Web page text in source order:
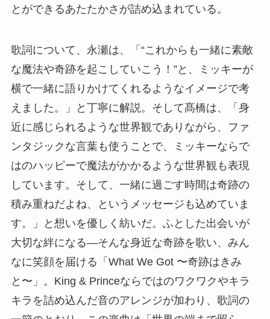
とができるあたたかさが詰め込まれている。
歌詞について、永瀬は、「“これからも一緒に素敵
な魔法や奇跡を起こしていこう！”と、ミッキーが
横で一緒に語りかけてくれるようなイメージで考
えました。」と丁寧に解説。そして髙橋は、「身
近に感じられるような世界観でありながら、ファ
ンタジックな言葉も使うことで、ミッキーならで
はのハッピーで魔法がかかるような世界観も表現
しています。そして、一緒に過ごす時間は奇跡の
積み重ねだよね、というメッセージも込めていま
す。」と想いを優しく紡いだ。ふとした出会いが
大切な絆になる―そんな身近な奇跡を歌い、みん
なに笑顔を届ける「What We Got 〜奇跡はきみ
と〜」。King & Princeならではのワクワクやキラ
キラを詰め込んだ音のアレンジが加わり、歌詞の